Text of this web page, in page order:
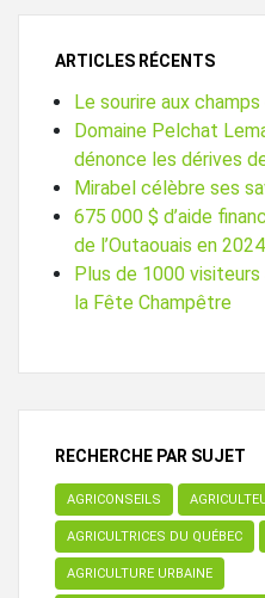
ARTICLES RÉCENTS
Le sourire aux
Domaine Pelchat
dénonce les dérives
Mirabel célèbre ses
675 000 $ d’aide
de l’Outaouais en
Plus de 1000
la Fête Champêtre
RECHERCHE PAR SUJET
AGRICONSEILS
AGRICULTRICES DU QUÉBEC
AGRICULTURE URBAINE